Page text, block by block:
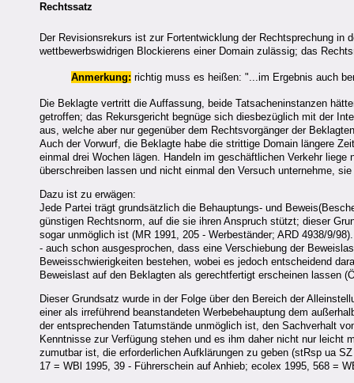
Rechtssatz
Der Revisionsrekurs ist zur Fortentwicklung der Rechtsprechung in
wettbewerbswidrigen Blockierens einer Domain zulässig; das
Anmerkung: richtig muss es heißen: "...im Ergebnis auch
Die Beklagte vertritt die Auffassung, beide Tatsacheninstanzen
getroffen; das Rekursgericht begnüge sich diesbezüglich mit der
aus, welche aber nur gegenüber dem Rechtsvorgänger der
Auch der Vorwurf, die Beklagte habe die strittige Domain längere
einmal drei Wochen lägen. Handeln im geschäftlichen Verkehr
überschreiben lassen und nicht einmal den Versuch unternehme,
Dazu ist zu erwägen:
Jede Partei trägt grundsätzlich die Behauptungs- und
günstigen Rechtsnorm, auf die sie ihren Anspruch stützt; dieser
sogar unmöglich ist (MR 1991, 205 - Werbeständer; ARD 4938/9/
- auch schon ausgesprochen, dass eine Verschiebung der
Beweisschwierigkeiten bestehen, wobei es jedoch entscheidend
Beweislast auf den Beklagten als gerechtfertigt erscheinen lassen
Dieser Grundsatz wurde in der Folge über den Bereich der
einer als irreführend beanstandeten Werbebehauptung dem
der entsprechenden Tatumstände unmöglich ist, den Sachverhalt
Kenntnisse zur Verfügung stehen und es ihm daher nicht nur leicht
zumutbar ist, die erforderlichen Aufklärungen zu geben (stRsp ua
17 = WBl 1995, 39 - Führerschein auf Anhieb; ecolex 1995, 568 =